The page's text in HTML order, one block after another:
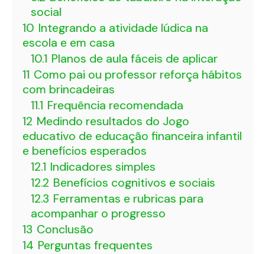
social
10 Integrando a atividade lúdica na
escola e em casa
10.1 Planos de aula fáceis de aplicar
11 Como pai ou professor reforça hábitos
com brincadeiras
11.1 Frequência recomendada
12 Medindo resultados do Jogo
educativo de educação financeira infantil
e benefícios esperados
12.1 Indicadores simples
12.2 Benefícios cognitivos e sociais
12.3 Ferramentas e rubricas para
acompanhar o progresso
13 Conclusão
14 Perguntas frequentes